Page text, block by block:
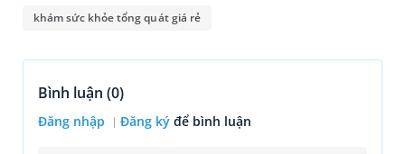
khám sức khỏe tổng quát giá rẻ
Bình luận (0)
Đăng nhập Đăng ký để bình luận